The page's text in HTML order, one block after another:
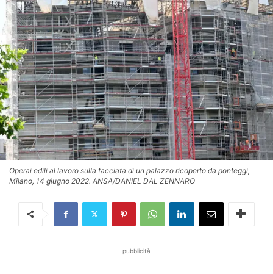
Operai edili al lavoro sulla facciata di un palazzo ricoperto da ponteggi,
Milano, 14 giugno 2022. ANSA/DANIEL DAL ZENNARO
pubblicità